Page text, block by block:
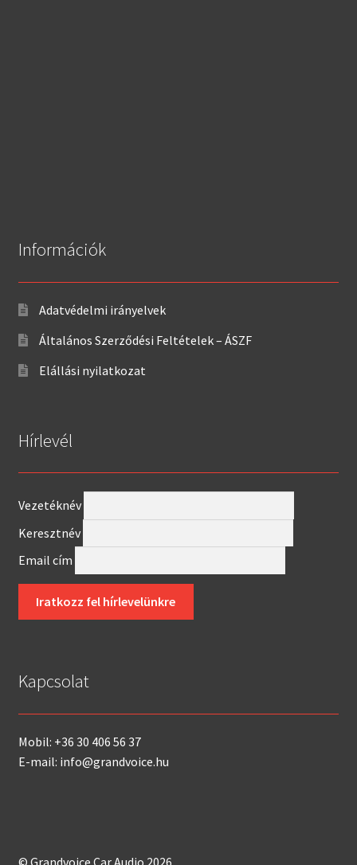
Információk
Adatvédelmi irányelvek
Általános Szerződési Feltételek – ÁSZF
Elállási nyilatkozat
Hírlevél
Vezetéknév
Keresztnév
Email cím
Kapcsolat
Mobil: +36 30 406 56 37
E-mail: info@grandvoice.hu